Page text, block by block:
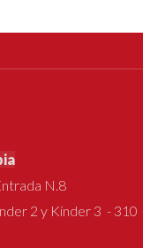
N.8
2 y Kínder 3 - 310